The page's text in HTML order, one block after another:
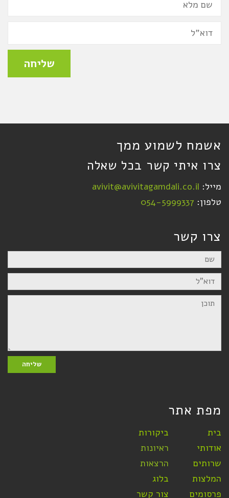
מלא
אלקטרוני
שליחה
אשמח לשמוע ממך
צרו איתי קשר בכל שאלה
מייל: avivit@avivitagamdali.co.il
טלפון: 054-5999337
צרו קשר
שם
דוא"ל
תוכן
שליחה
מפת אתר
בית
ביקורות
אודותי
ראיונות
שרותים
הרצאות
המלצות
בלוג
פרסומים
צור קשר